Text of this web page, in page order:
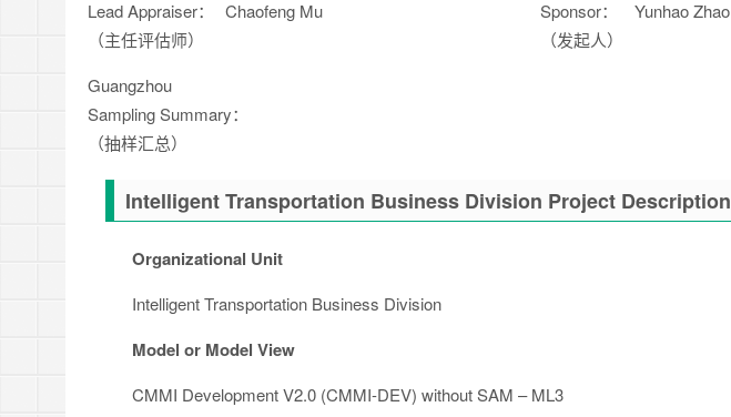
Lead Appraiser：
（主任评估师）
Chaofeng Mu
Sponsor：
（发起人）
Yunhao Zhao
Guangzhou
Sampling Summary：
（抽样汇总）
Intelligent Transportation Business Division Project Description
Organizational Unit
Intelligent Transportation Business Division
Model or Model View
CMMI Development V2.0 (CMMI-DEV) without SAM – ML3